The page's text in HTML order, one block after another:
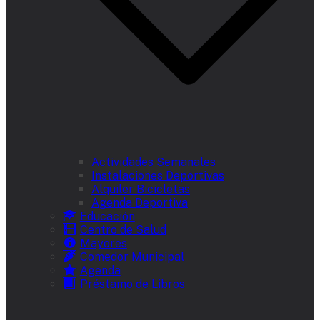
Actividades Semanales
Instalaciones Deportivas
Alquiler Bicicletas
Agenda Deportiva
Educación
Centro de Salud
Mayores
Comedor Municipal
Agenda
Préstamo de Libros